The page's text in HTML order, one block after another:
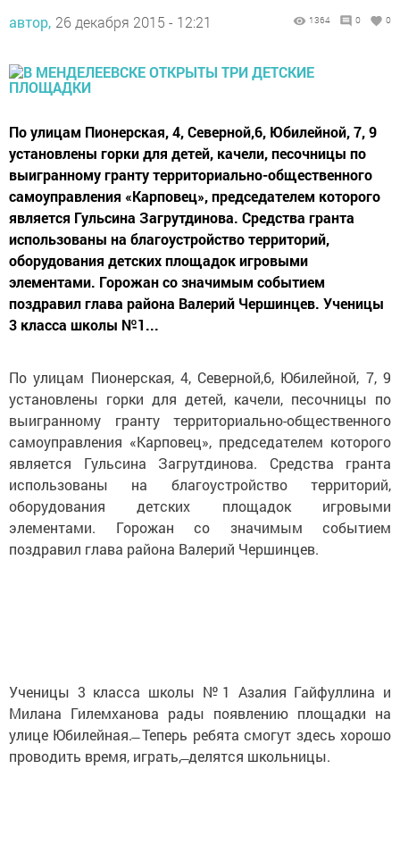
автор, 26 декабря 2015 - 12:21 1364 0 0
По улицам Пионерская, 4, Северной,6, Юбилейной, 7, 9
установлены горки для детей, качели, песочницы по
выигранному гранту территориально-общественного
самоуправления «Карповец», председателем которого
является Гульсина Загрутдинова. Средства гранта
использованы на благоустройство территорий,
оборудования детских площадок игровыми
элементами. Горожан со значимым событием
поздравил глава района Валерий Чершинцев. Ученицы
3 класса школы №1...
По улицам Пионерская, 4, Северной,6, Юбилейной, 7, 9
установлены горки для детей, качели, песочницы по
выигранному гранту территориально-общественного
самоуправления «Карповец», председателем которого
является Гульсина Загрутдинова. Средства гранта
использованы на благоустройство территорий,
оборудования детских площадок игровыми
элементами. Горожан со значимым событием
поздравил глава района Валерий Чершинцев.
Ученицы 3 класса школы №1 Азалия Гайфуллина и
Милана Гилемханова рады появлению площадки на
улице Юбилейная. ̶ Теперь ребята смогут здесь хорошо
проводить время, играть, ̶ делятся школьницы.